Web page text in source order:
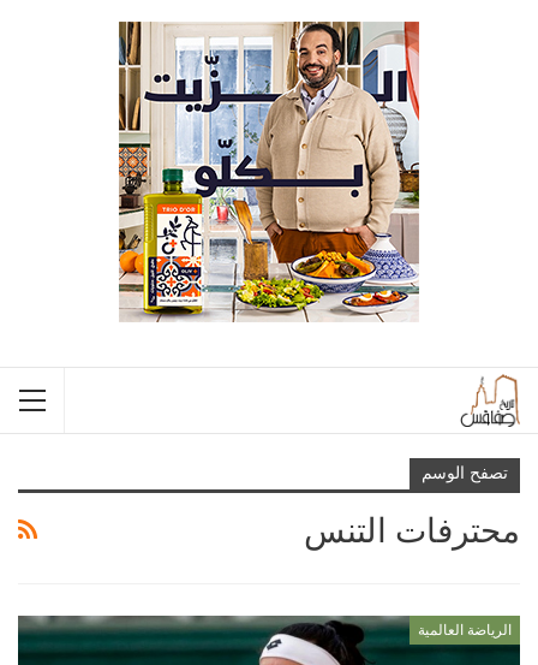
تصفح الوسم
محترفات التنس
الرياضة العالمية